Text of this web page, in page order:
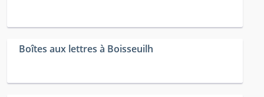
Boîtes aux lettres à Boisseuilh